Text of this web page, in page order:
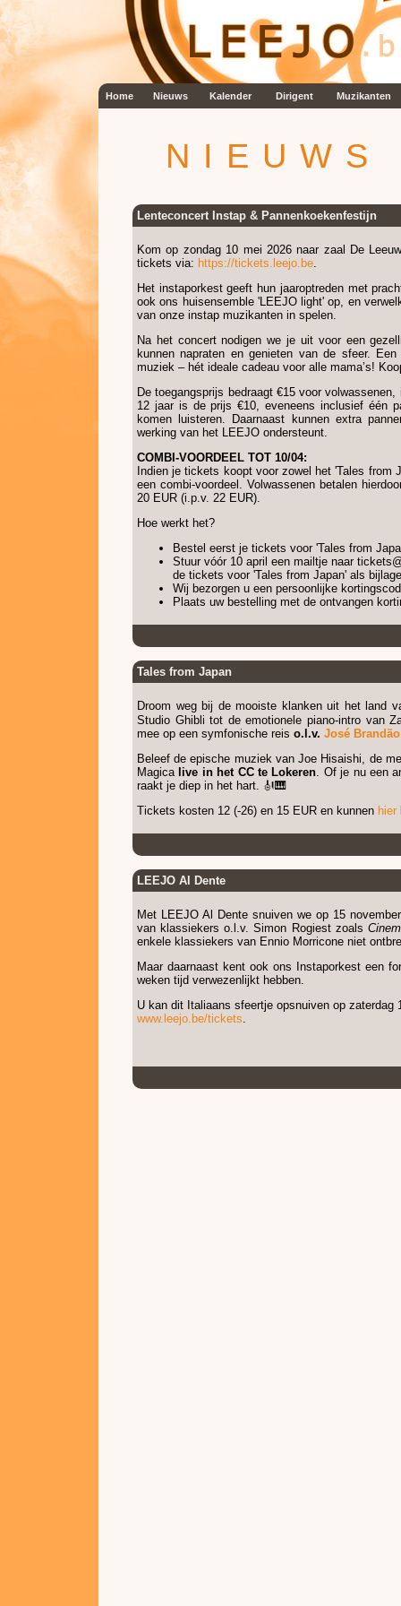
Home Nieuws Kalender Dirigent Muzikanten
NIEUWS
Lenteconcert Instap & Pannenkoekenfestijn
Kom op zondag 10 mei 2026 naar zaal De
tickets via: https://tickets.leejo.be.
Het instaporkest geeft hun jaaroptreden met
ook ons huisensemble 'LEEJO light' op, en
van onze instap muzikanten in spelen.
Na het concert nodigen we je uit voor een
kunnen napraten en genieten van de sfeer.
muziek – hét ideale cadeau voor alle mama’s!
De toegangsprijs bedraagt €15 voor
12 jaar is de prijs €10, eveneens inclusief één
komen luisteren. Daarnaast kunnen extra
werking van het LEEJO ondersteunt.
COMBI-VOORDEEL TOT 10/04:
Indien je tickets koopt voor zowel het 'Tales from
een combi-voordeel. Volwassenen betalen
20 EUR (i.p.v. 22 EUR).
Hoe werkt het?
Bestel eerst je tickets voor 'Tales from
Stuur vóór 10 april een mailtje naar
de tickets voor 'Tales from Japan' als
Wij bezorgen u een persoonlijke
Plaats uw bestelling met de ontvangen
Tales from Japan
Droom weg bij de mooiste klanken uit het land
Studio Ghibli tot de emotionele piano-intro van
mee op een symfonische reis o.l.v. José Brandão
Beleef de epische muziek van Joe Hisaishi, de
Magica live in het CC te Lokeren. Of je nu een
raakt je diep in het hart. 🎻🎹
Tickets kosten 12 (-26) en 15 EUR en kunnen hier
LEEJO Al Dente
Met LEEJO Al Dente snuiven we op 15
van klassiekers o.l.v. Simon Rogiest zoals
enkele klassiekers van Ennio Morricone niet
Maar daarnaast kent ook ons Instaporkest een
weken tijd verwezenlijkt hebben.
U kan dit Italiaans sfeertje opsnuiven op
www.leejo.be/tickets.